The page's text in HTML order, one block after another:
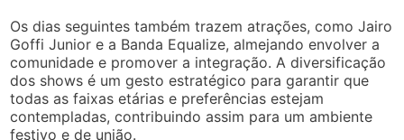
Os dias seguintes também trazem atrações, como Jairo
Goffi Junior e a Banda Equalize, almejando envolver a
comunidade e promover a integração. A diversificação
dos shows é um gesto estratégico para garantir que
todas as faixas etárias e preferências estejam
contempladas, contribuindo assim para um ambiente
festivo e de união.